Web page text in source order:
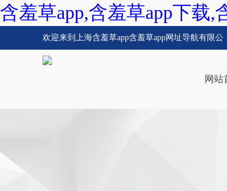
含羞草app,含羞草app下载,
欢迎来到上海含羞草app含羞草app网址导航有限公
司！
网站